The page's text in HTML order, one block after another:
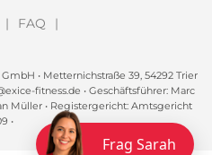
FAQ
• Metternichstraße 39, 54292 Trier
fitness.de • Geschäftsführer: Marc
Müller • Registergericht: Amtsgericht
•
Frag Sarah